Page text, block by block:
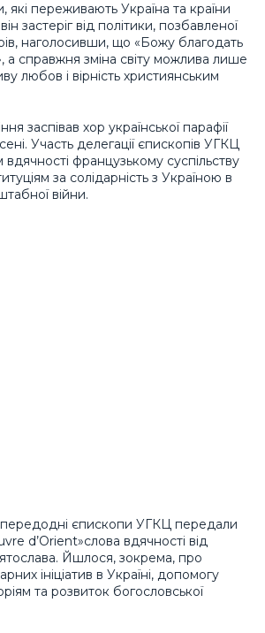
які переживають Україна та країни
застеріг від політики, позбавленої
наголосивши, що «Божу благодать
а справжня зміна світу можлива лише
любов і вірність християнським
заспівав хор української парафії
Участь делегації єпископів УГКЦ
вдячності французькому суспільству
за солідарність з Україною в
війни.
єпископи УГКЦ передали
d’Orient»слова вдячності від
Йшлося, зокрема, про
ініціатив в Україні, допомогу
та розвиток богословської